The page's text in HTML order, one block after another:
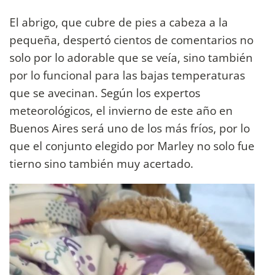
El abrigo, que cubre de pies a cabeza a la
pequeña, despertó cientos de comentarios no
solo por lo adorable que se veía, sino también
por lo funcional para las bajas temperaturas
que se avecinan. Según los expertos
meteorológicos, el invierno de este año en
Buenos Aires será uno de los más fríos, por lo
que el conjunto elegido por Marley no solo fue
tierno sino también muy acertado.